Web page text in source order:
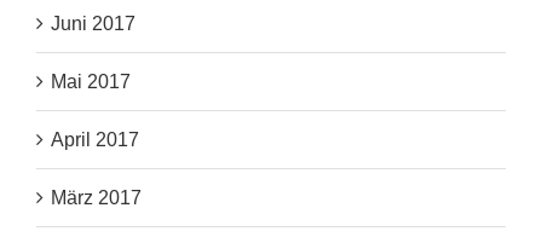
Juni 2017
Mai 2017
April 2017
März 2017